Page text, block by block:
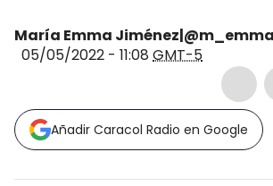
María Emma
05/05/2022 - 11:08 GMT-5
Añadir Caracol Radio en Google